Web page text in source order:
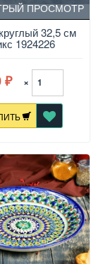
32,5 см
1924226
ПРОСМОТР
₽ ×